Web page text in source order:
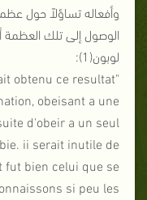
وأفعاله تساؤلاً حول
الوصول إلى تلك العظمة
لوبون(1):
obtenu ce resultat
obeisant a une
d'obeir a un seul
ii serait inutile de
bien celui que se
si peu les